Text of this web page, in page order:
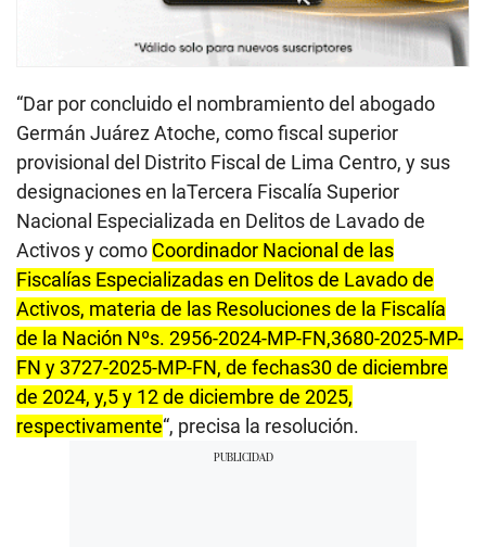
“Dar por concluido el nombramiento del abogado
Germán Juárez Atoche, como fiscal superior
provisional del Distrito Fiscal de Lima Centro, y sus
designaciones en laTercera Fiscalía Superior
Nacional Especializada en Delitos de Lavado de
Activos y como Coordinador Nacional de las
Fiscalías Especializadas en Delitos de Lavado de
Activos, materia de las Resoluciones de la Fiscalía
de la Nación Nºs. 2956-2024-MP-FN,3680-2025-MP-
FN y 3727-2025-MP-FN, de fechas30 de diciembre
de 2024, y,5 y 12 de diciembre de 2025,
respectivamente“, precisa la resolución.